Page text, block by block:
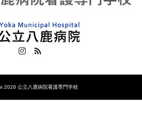
Instagram
2026 公立八鹿病院看護専門学校